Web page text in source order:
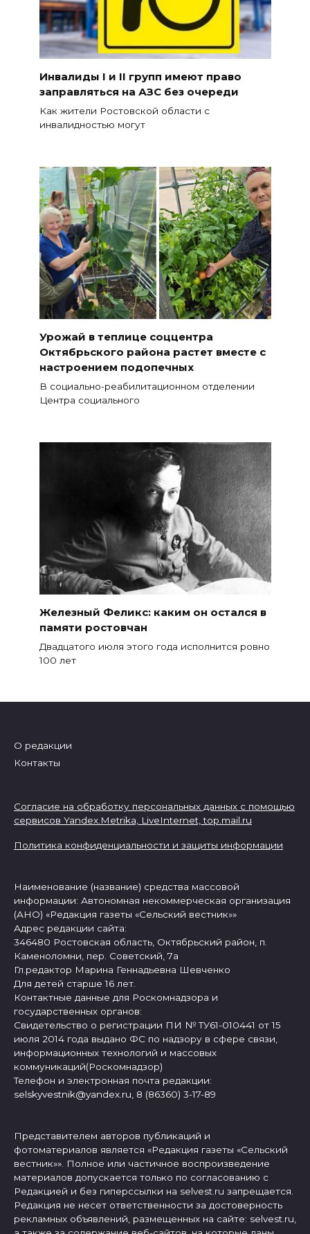
Инвалиды I и II групп имеют право
заправляться на АЗС без очереди
Как жители Ростовской области с
инвалидностью могут
Урожай в теплице соццентра
Октябрьского района растет вместе с
настроением подопечных
В социально-реабилитационном отделении
Центра социального
Железный Феликс: каким он остался в
памяти ростовчан
Двадцатого июля этого года исполнится ровно
100 лет
О редакции
Контакты
Согласие на обработку персональных данных с помощью
сервисов Yandex.Metrika, LiveInternet,top.mail.ru
Политика конфиденциальности и защиты информации
Наименование (название) средства массовой
информации: Автономная некоммерческая организация
(АНО) «Редакция газеты «Сельский вестник»»
Адрес редакции сайта:
346480 Ростовская область, Октябрьский район, п.
Каменоломни, пер. Советский, 7а
Гл.редактор Марина Геннадьевна Шевченко
Для детей старше 16 лет.
Контактные данные для Роскомнадзора и
государственных органов:
Свидетельство о регистрации ПИ № ТУ61-010441 от 15
июля 2014 года выдано ФС по надзору в сфере связи,
информационных технологий и массовых
коммуникаций(Роскомнадзор)
Телефон и электронная почта редакции:
selskyvestnik@yandex.ru, 8 (86360) 3-17-89
Представителем авторов публикаций и
фотоматериалов является «Редакция газеты «Сельский
вестник»». Полное или частичное воспроизведение
материалов допускается только по согласованию с
Редакцией и без гиперссылки на selvest.ru запрещается.
Редакция не несет ответственности за достоверность
рекламных объявлений, размещенных на сайте: selvest.ru,